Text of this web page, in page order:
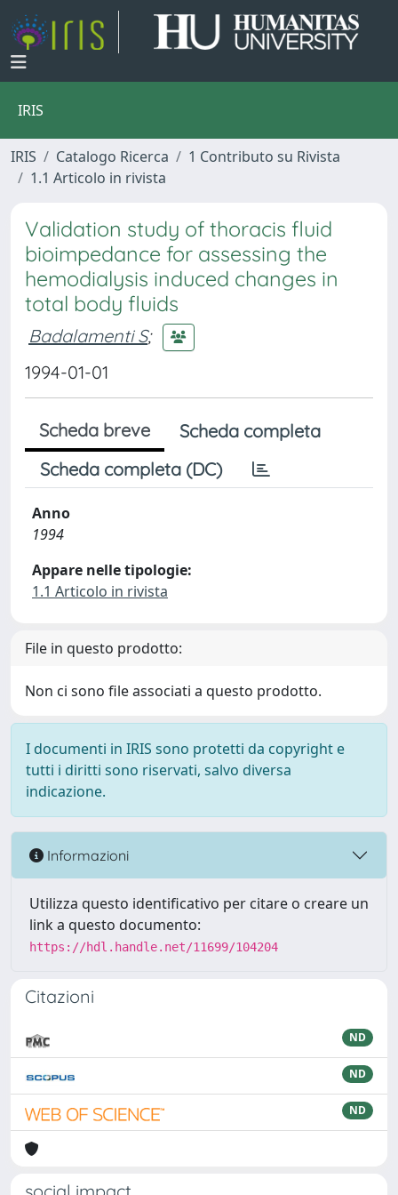
IRIS
IRIS Catalogo Ricerca
1 Contributo su Rivista
1.1 Articolo in rivista
Validation study of thoracis fluid
bioimpedance for assessing the
hemodialysis induced changes in
total body fluids
Badalamenti S;
1994-01-01
Scheda breve
Scheda completa
Scheda completa (DC)
Anno
1994
Appare nelle tipologie:
1.1 Articolo in rivista
File in questo prodotto:
Non ci sono file associati a questo prodotto.
I documenti in IRIS sono protetti da copyright e
tutti i diritti sono riservati, salvo diversa
indicazione.
Informazioni
Utilizza questo identificativo per citare o creare un
link a questo documento:
https://hdl.handle.net/11699/104204
Citazioni
ND
ND
ND